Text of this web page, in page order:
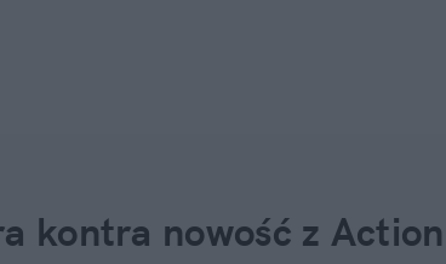
kontra nowość z Action